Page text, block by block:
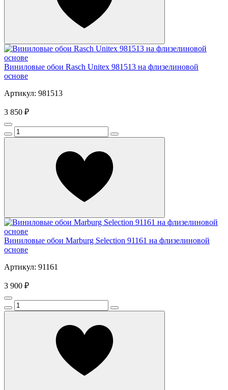
Виниловые обои Rasch Unitex 981513 на флизелиновой
основе
Артикул: 981513
3 850 ₽
Виниловые обои Marburg Selection 91161 на флизелиновой
основе
Артикул: 91161
3 900 ₽